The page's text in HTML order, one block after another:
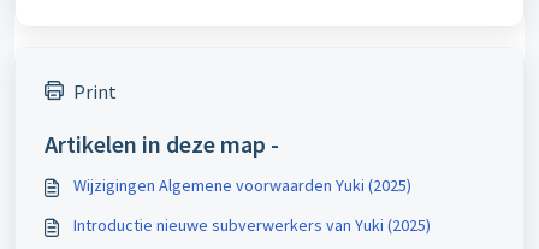
Print
Artikelen in deze map -
Wijzigingen Algemene voorwaarden Yuki (2025)
Introductie nieuwe subverwerkers van Yuki (2025)